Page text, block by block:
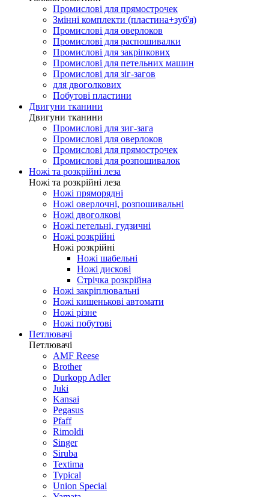
Промислові для прямострочек
Змінні комплекти (пластина+зуб'я)
Промислові для оверлоков
Промислові для распошивалки
Промислові для закріпкових
Промислові для петельних машин
Промислові для зіг-загов
для двоголкових
Побутові пластини
Двигуни тканини
Двигуни тканини
Промислові для зиг-зага
Промислові для оверлоков
Промислові для прямострочек
Промислові для розпошивалок
Ножі та розкрійні леза
Ножі та розкрійні леза
Ножі пряморядні
Ножі оверлочні, розпошивальні
Ножі двоголкові
Ножі петельні, гудзичні
Ножі розкрійні
Ножі розкрійні
Ножі шабельні
Ножі дискові
Стрічка розкрійна
Ножі закріплювальні
Ножі кишенькові автомати
Ножі різне
Ножі побутові
Петлювачі
Петлювачі
AMF Reese
Brother
Durkopp Adler
Juki
Kansai
Pegasus
Pfaff
Rimoldi
Singer
Siruba
Textima
Typical
Union Special